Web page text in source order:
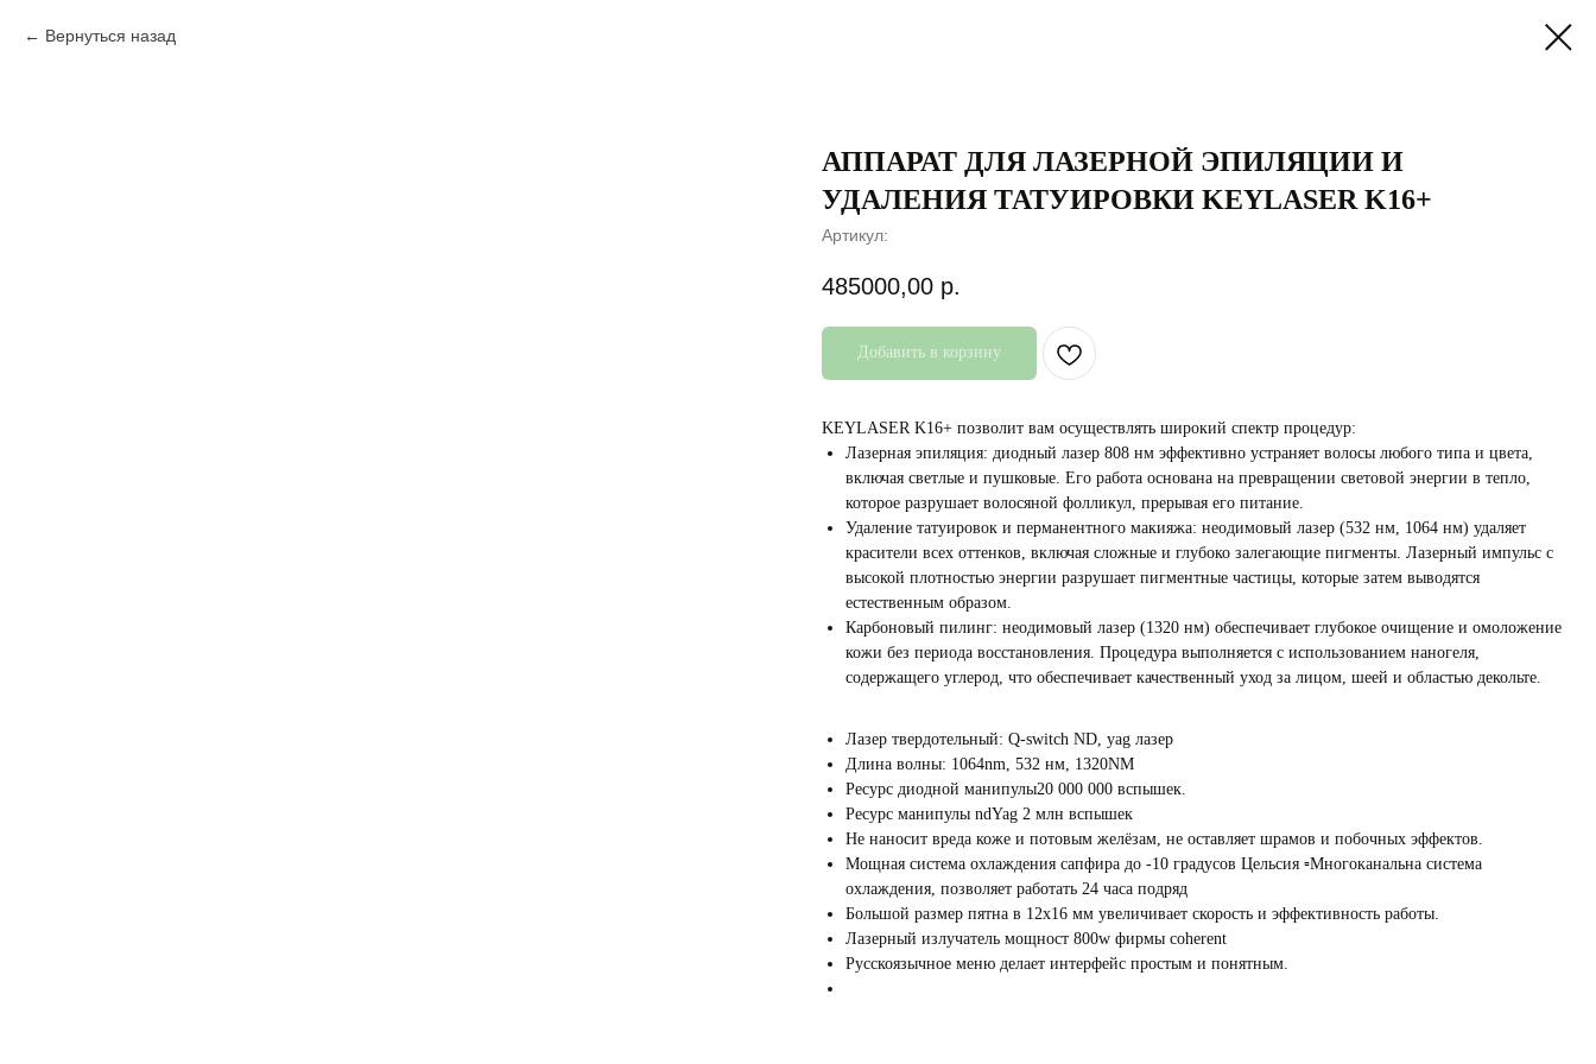
Вернуться назад
АППАРАТ ДЛЯ ЛАЗЕРНОЙ ЭПИЛЯЦИИ И
УДАЛЕНИЯ ТАТУИРОВКИ KEYLASER K16+
Артикул:
485000,00 р.
Добавить в корзину
KEYLASER K16+ позволит вам осуществлять широкий спектр процедур:
Лазерная эпиляция: диодный лазер 808 нм эффективно устраняет волосы любого типа и цвета,
включая светлые и пушковые. Его работа основана на превращении световой энергии в тепло,
которое разрушает волосяной фолликул, прерывая его питание.
Удаление татуировок и перманентного макияжа: неодимовый лазер (532 нм, 1064 нм) удаляет
красители всех оттенков, включая сложные и глубоко залегающие пигменты. Лазерный импульс с
высокой плотностью энергии разрушает пигментные частицы, которые затем выводятся
естественным образом.
Карбоновый пилинг: неодимовый лазер (1320 нм) обеспечивает глубокое очищение и омоложение
кожи без периода восстановления. Процедура выполняется с использованием наногеля,
содержащего углерод, что обеспечивает качественный уход за лицом, шеей и областью декольте.
Лазер твердотельный: Q-switch ND, yag лазер
Длина волны: 1064nm, 532 нм, 1320NМ
Ресурс диодной манипулы20 000 000 вспышек.
Ресурс манипулы ndYag 2 млн вспышек
Не наносит вреда коже и потовым желёзам, не оставляет шрамов и побочных эффектов.
Мощная система охлаждения сапфира до -10 градусов Цельсия ▫️Многоканальна система
охлаждения, позволяет работать 24 часа подряд
Большой размер пятна в 12х16 мм увеличивает скорость и эффективность работы.
Лазерный излучатель мощност 800w фирмы соherent
Русскоязычное меню делает интерфейс простым и понятным.